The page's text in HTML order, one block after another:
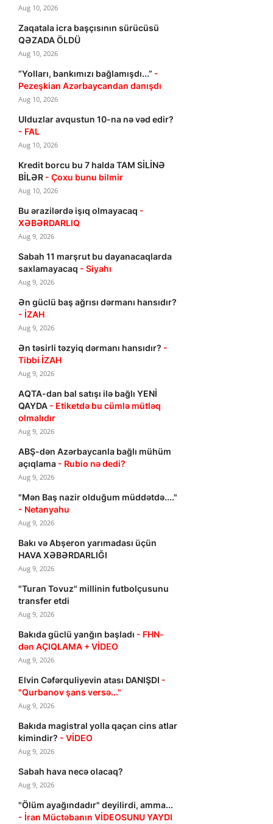
Aug 10, 2026
Zaqatala icra başçısının sürücüsü
QƏZADA ÖLDÜ
Aug 10, 2026
“Yolları, bankımızı bağlamışdı...” -
Pezeşkian Azərbaycandan danışdı
Aug 10, 2026
Ulduzlar avqustun 10-na nə vəd edir?
- FAL
Aug 10, 2026
Kredit borcu bu 7 halda TAM SİLİNƏ
BİLƏR - Çoxu bunu bilmir
Aug 10, 2026
Bu ərazilərdə işıq olmayacaq -
XƏBƏRDARLIQ
Aug 9, 2026
Sabah 11 marşrut bu dayanacaqlarda
saxlamayacaq - Siyahı
Aug 9, 2026
Ən güclü baş ağrısı dərmanı hansıdır?
- İZAH
Aug 9, 2026
Ən təsirli təzyiq dərmanı hansıdır? -
Tibbi İZAH
Aug 9, 2026
AQTA-dan bal satışı ilə bağlı YENİ
QAYDA - Etiketdə bu cümlə mütləq
olmalıdır
Aug 9, 2026
ABŞ-dən Azərbaycanla bağlı mühüm
açıqlama - Rubio nə dedi?
Aug 9, 2026
"Mən Baş nazir olduğum müddətdə...."
- Netanyahu
Aug 9, 2026
Bakı və Abşeron yarımadası üçün
HAVA XƏBƏRDARLIĞI
Aug 9, 2026
"Turan Tovuz" millinin futbolçusunu
transfer etdi
Aug 9, 2026
Bakıda güclü yanğın başladı - FHN-
dən AÇIQLAMA + VİDEO
Aug 9, 2026
Elvin Cəfərquliyevin atası DANIŞDI -
"Qurbanov şans versə..."
Aug 9, 2026
Bakıda magistral yolla qaçan cins atlar
kimindir? - VİDEO
Aug 9, 2026
Sabah hava necə olacaq?
Aug 9, 2026
"Ölüm ayağındadır" deyilirdi, amma...
- İran Müctəbanın VİDEOSUNU YAYDI